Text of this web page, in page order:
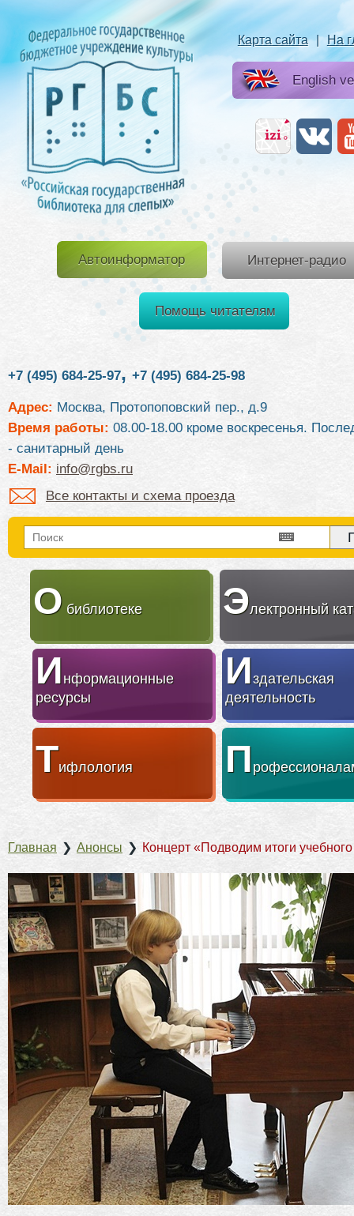
Карта сайта | На
English
Автоинформатор Интернет-радио
Помощь читателям
+7 (495) 684-25-97, +7 (495) 684-25-98
Адрес: Москва, Протопоповский пер., д.9
Время работы: 08.00-18.00 кроме воскресенья.
- санитарный день
E-Mail: info@rgbs.ru
Все контакты и схема проезда
О библиотеке Электронный
Информационные
ресурсы
Издательская
деятельность
Тифлология П
Главная ❯ Анонсы ❯ Концерт «Подводим итоги